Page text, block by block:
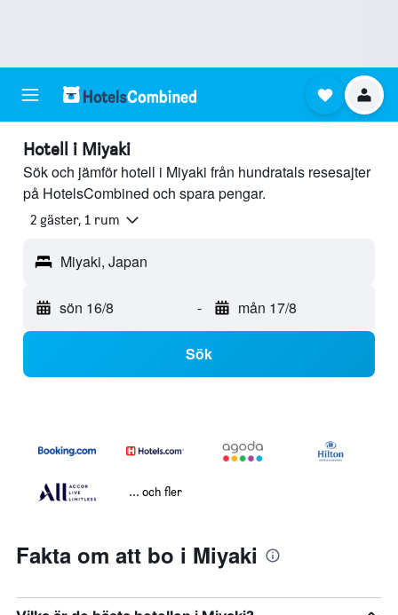
Hotell i Miyaki
Sök och jämför hotell i Miyaki från hundratals resesajter
på HotelsCombined och spara pengar.
2 gäster, 1 rum
Miyaki, Japan
sön 16/8 - mån 17/8
Sök
... och fler
Fakta om att bo i Miyaki